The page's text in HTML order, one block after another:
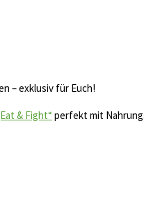
– exklusiv für Euch!
„Eat & Fight“ perfekt mit